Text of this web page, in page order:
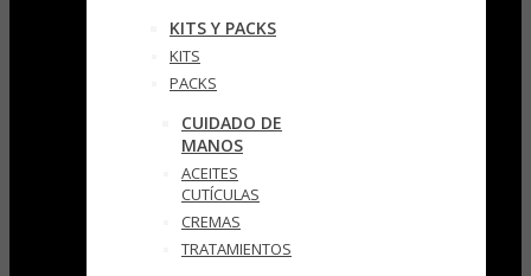
KITS Y PACKS
KITS
PACKS
CUIDADO DE
MANOS
ACEITES
CUTÍCULAS
CREMAS
TRATAMIENTOS